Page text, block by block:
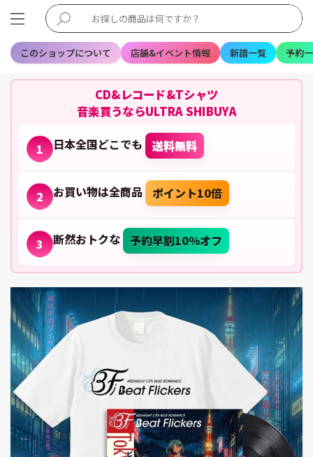
このショップについて 店舗&イベント情報 新譜一覧 予約
CD&レコード&Tシャツ
音楽買うならULTRA SHIBUYA
1 日本全国どこでも 送料無料
2 お買い物は全商品 ポイント10倍
3 断然おトクな 予約早割10%オフ